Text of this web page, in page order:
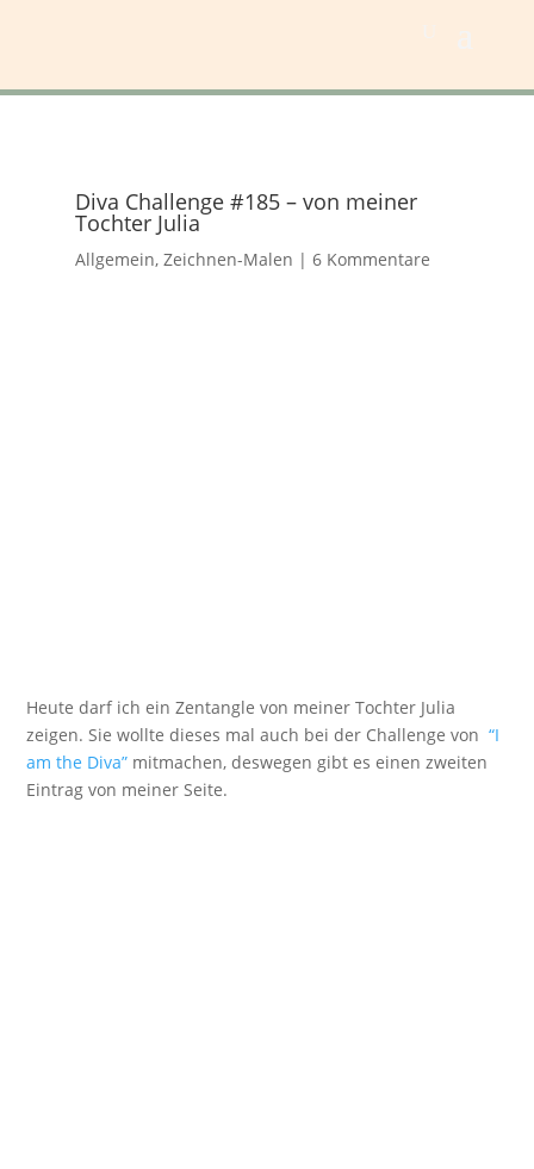
Diva Challenge #185 – von meiner
Tochter Julia
Allgemein, Zeichnen-Malen | 6 Kommentare
Heute darf ich ein Zentangle von meiner Tochter Julia
zeigen. Sie wollte dieses mal auch bei der Challenge von“I
am the Diva” mitmachen, deswegen gibt es einen zweiten
Eintrag von meiner Seite.